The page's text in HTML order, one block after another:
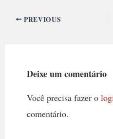
PREVIOUS
Deixe um comentário
Você precisa fazer o
comentário.